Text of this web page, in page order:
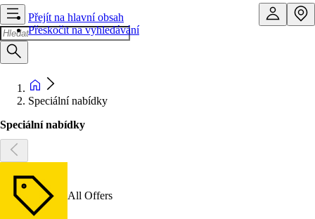
Přejít na hlavní obsah
Přeskočit na vyhledávání
Speciální nabídky
Speciální nabídky
All Offers